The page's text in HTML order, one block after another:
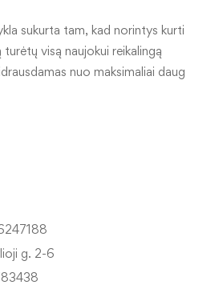
sukurta tam, kad norintys kurti
visą naujokui reikalingą
nuo maksimaliai daug
g. 2-6